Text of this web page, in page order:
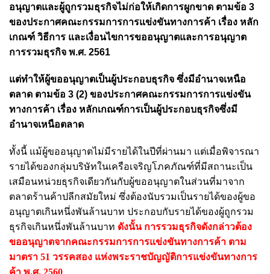
อนุญาตและผู้ถูกรวมธุรกิจไม่ก่อให้เกิดการผูกขาด ตามข้อ 3
ของประกาศคณะกรรมการการแข่งขันทางการค้า เรื่อง หลัก
เกณฑ์ วิธีการ และเงื่อนไขการขออนุญาตและการอนุญาต
การรวมธุรกิจ พ.ศ. 2561
แต่ทำให้ผู้ขออนุญาตเป็นผู้ประกอบธุรกิจ ซึ่งมีอำนาจเหนือ
ตลาด ตามข้อ 3 (2) ของประกาศคณะกรรมการการแข่งขัน
ทางการค้า เรื่อง หลักเกณฑ์การเป็นผู้ประกอบธุรกิจซึ่งมี
อำนาจเหนือตลาด
ทั้งนี้ แม้ผู้ขออนุญาตไม่มีรายได้ในปีที่ผ่านมา แต่เมื่อพิจารณา
รายได้ของกลุ่มบริษัทในเครือเจริญโภคภัณฑ์ที่มีสถานะเป็น
เสมือนหน่วยธุรกิจเดียวกันกับผู้ขออนุญาตในส่วนที่มาจาก
ตลาดร้านค้าปลีกสมัยใหม่ ซึ่งต้องนับรวมเป็นรายได้ของผู้ขอ
อนุญาตเกินหนึ่งพันล้านบาท ประกอบกับรายได้ของผู้ถูกรวม
ธุรกิจเกินหนึ่งพันล้านบาท ดังนั้น การรวมธุรกิจดังกล่าวต้อง
ขออนุญาตจากคณะกรรมการการแข่งขันทางการค้า ตาม
มาตรา 51 วรรคสอง แห่งพระราชบัญญัติการแข่งขันทางการ
ค้า พ.ศ. 2560